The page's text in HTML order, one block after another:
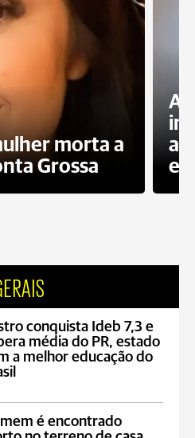
morta a
Grossa
conquista Ideb 7,3 e
média do PR, estado
a melhor educação do
é encontrado